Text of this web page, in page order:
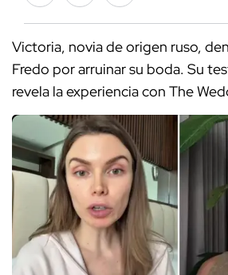
Victoria, novia de origen ruso,
Fredo por arruinar su boda. Su
revela la experiencia con The